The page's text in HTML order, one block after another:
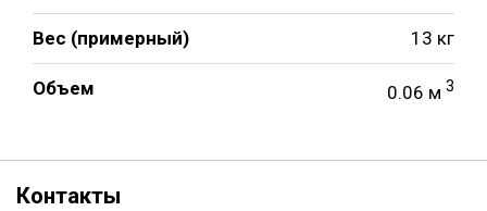
Вес (примерный) 13 кг
Объем 0.06 м 3
Контакты